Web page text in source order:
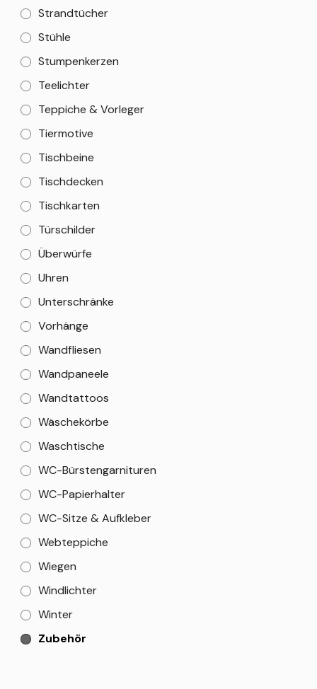
Strandtücher
Stühle
Stumpenkerzen
Teelichter
Teppiche & Vorleger
Tiermotive
Tischbeine
Tischdecken
Tischkarten
Türschilder
Überwürfe
Uhren
Unterschränke
Vorhänge
Wandfliesen
Wandpaneele
Wandtattoos
Wäschekörbe
Waschtische
WC-Bürstengarnituren
WC-Papierhalter
WC-Sitze & Aufkleber
Webteppiche
Wiegen
Windlichter
Winter
Zubehör